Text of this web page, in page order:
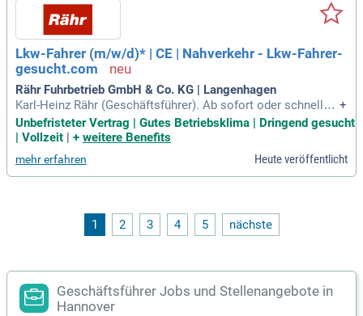
Lkw-Fahrer (m/w/d)* | CE | Nahverkehr - Lkw-Fahrer-
gesucht.com
Rähr Fuhrbetrieb GmbH & Co. KG | Langenhagen
Karl-Heinz Rähr (Geschäftsführer). Ab sofort oder schnellst
möglich gesucht: Lkw-Fahrer (m/w/d) *: Wir bieten Ihnen: Ei
n unbefristetes Arbeitsverhältnis; einen festen Lkw; Übernah
+
Unbefristeter Vertrag | Gutes Betriebsklima | Dringend gesucht
| Vollzeit
+ weitere Benefits
mehr erfahren Heute veröffentlicht
1 2 3 4 5 nächste
Geschäftsführer Jobs und Stellenangebote in
Hannover